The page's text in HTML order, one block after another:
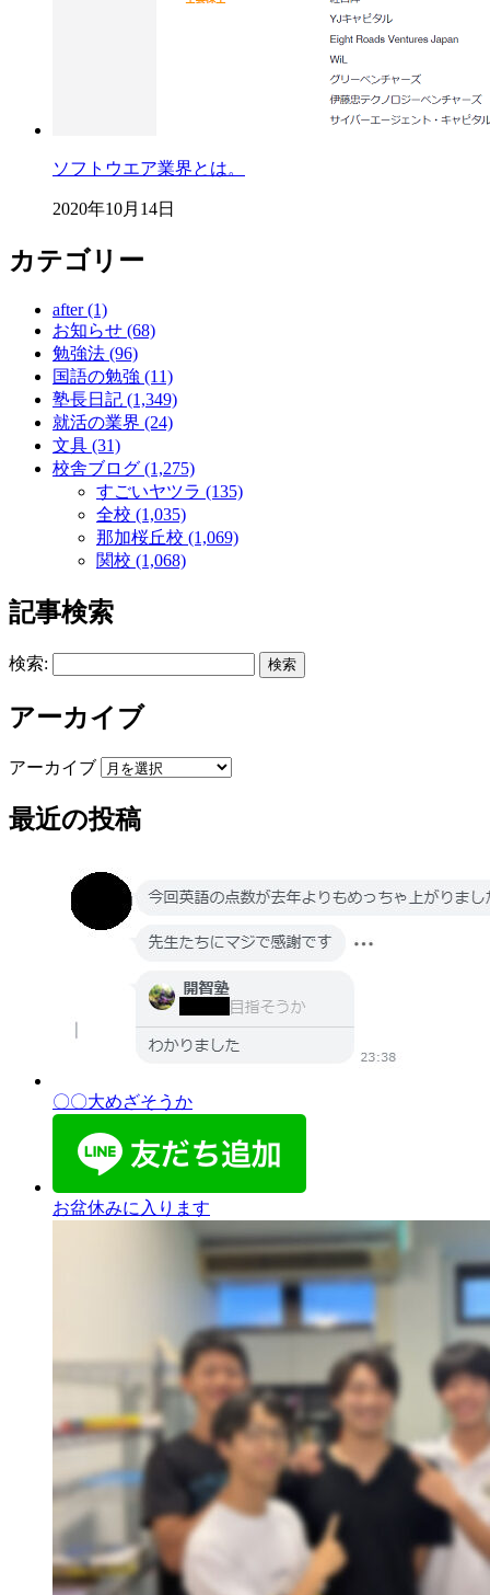
ソフトウエア業界とは。
2020年10月14日
カテゴリー
after (1)
お知らせ (68)
勉強法 (96)
国語の勉強 (11)
塾長日記 (1,349)
就活の業界 (24)
文具 (31)
校舎ブログ (1,275)
すごいヤツラ (135)
全校 (1,035)
那加桜丘校 (1,069)
関校 (1,068)
記事検索
検索:
アーカイブ
アーカイブ
最近の投稿
〇〇大めざそうか
お盆休みに入ります